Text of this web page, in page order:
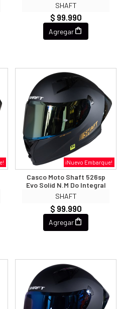
SHAFT
$ 99.990
Agregar
¡Nuevo Embarque!
Casco Moto Shaft 526sp
Evo Solid N.m Do Integral
SHAFT
$ 99.990
Agregar